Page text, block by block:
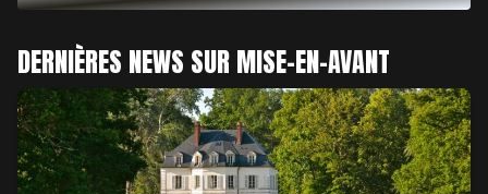
DERNIÈRES NEWS SUR MISE-EN-AVANT